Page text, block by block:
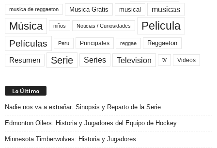
musica de reggaeton Musica Gratis musical musicas
Música niños Noticias / Curiosidades Pelicula
Películas Peru Principales reggae Reggaeton
Resumen Serie Series Television tv Videos
Lo Último
Nadie nos va a extrañar: Sinopsis y Reparto de la Serie
Edmonton Oilers: Historia y Jugadores del Equipo de Hockey
Minnesota Timberwolves: Historia y Jugadores